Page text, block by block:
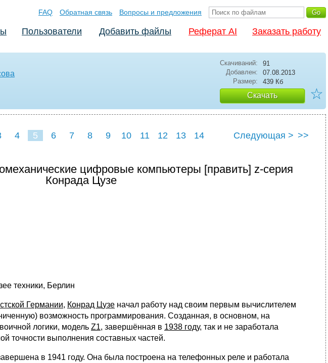
FAQ Обратная связь Вопросы и предложения
Пользователи Добавить файлы Реферат AI Заказать работу
Скачиваний:
91
Добавлен:
07.08.2013
Размер:
439 Кб
Скачать ☆
4 5 6 7 8 9 10 11 12 13 14 Следующая > >>
цифровые компьютеры [править] z-серия
Конрада Цузе
техники, Берлин
Германии, Конрад Цузе начал работу над своим первым вычислителем
возможность программирования. Созданная, в основном, на
логики, модель Z1, завершённая в 1938 году, так и не заработала
точности выполнения составных частей.
в 1941 году. Она была построена на телефонных реле и работала